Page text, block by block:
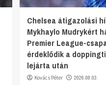
Chelsea átigazolási
Mykhaylo Mudrykért
Premier League-
érdeklődik a
lejárta után
Kovács Péter 2026.08.03.